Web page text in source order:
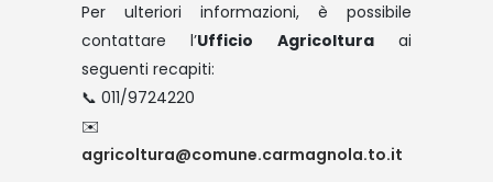
Per ulteriori informazioni, è possibile
contattare l’Ufficio Agricolturaai
seguenti recapiti:
📞 011/9724220
✉️
agricoltura@comune.carmagnola.to.it